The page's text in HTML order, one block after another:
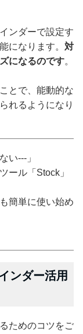
ンダーで設定す
になります。 対
になるのです。
とで、能動的な
れるようになり
い---」
ール「Stock」
簡単に使い始め
ンダー活用
ためのコツをご